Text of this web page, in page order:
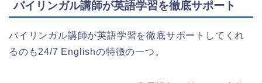
バイリンガル講師が英語学習を徹底サポート
バイリンガル講師が英語学習を徹底サポートしてくれ
るのも24/7 Englishの特徴の一つ。